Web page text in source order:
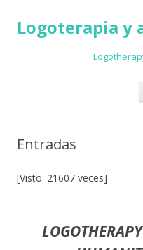
Logoterapia y
Entradas
[Visto: 21607 veces]